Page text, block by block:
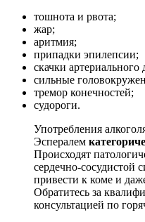
тошнота и рвота;
жар;
аритмия;
припадки эпилепсии;
скачки артериального
сильные
тремор конечностей;
судороги.
Употребления
Эспералем
Происходят
сердечно-сосудистой
привести к коме и
Обратитесь за
консультацией по